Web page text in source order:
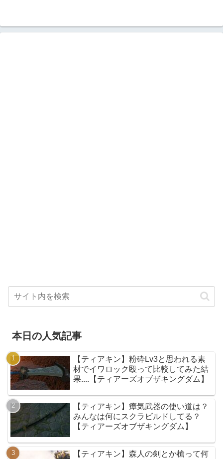
本日の人気記事
【ティアキン】粉砕Lv3と思われる素
材でイワロック殴って比較してみた結
果....【ティアーズオブザキングダム】
【ティアキン】瘴気武器の使い道は？
みんなは何にスクラビルドしてる？
【ティアーズオブザキングダム】
【ティアキン】森人の剣とか槍って何